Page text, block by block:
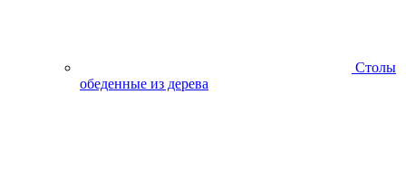
Столы
обеденные из дерева